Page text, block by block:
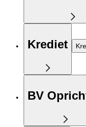
Krediet
BV